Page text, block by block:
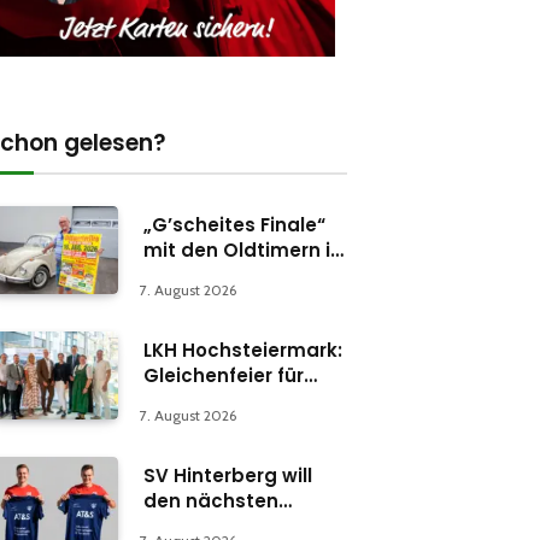
gelesen?
„G’scheites Finale“
mit den Oldtimern in
7. August 2026
LKH Hochsteiermark:
Gleichenfeier für
Abteilung in Bruck
7. August 2026
SV Hinterberg will
den nächsten